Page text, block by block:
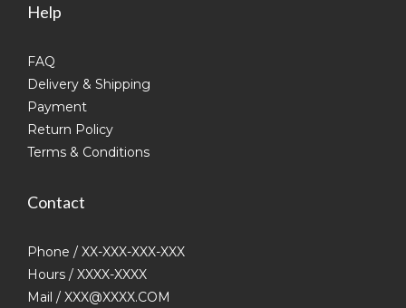
Help
FAQ
Delivery & Shipping
Payment
Return Policy
Terms & Conditions
Contact
Phone / XX-XXX-XXX-XXX
Hours / XXXX-XXXX
Mail / XXX@XXXX.COM